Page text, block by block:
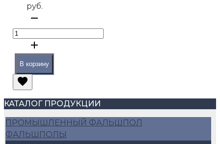
руб.
В корзину
КАТАЛОГ ПРОДУКЦИИ
ПРОМЫШЛЕННЫЙ ФАЛЬШПОЛ
ФАЛЬШПОЛЫ